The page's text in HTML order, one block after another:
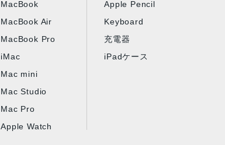
MacBook
MacBook Air
MacBook Pro
iMac
Mac mini
Mac Studio
Mac Pro
Apple Watch
Apple Pencil
Keyboard
充電器
iPadケース